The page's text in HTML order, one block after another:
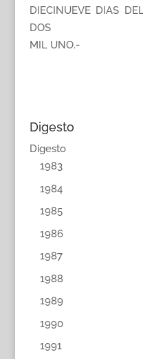
DIECINUEVE DIAS
DOS
MIL UNO.-
Digesto
Digesto
1983
1984
1985
1986
1987
1988
1989
1990
1991